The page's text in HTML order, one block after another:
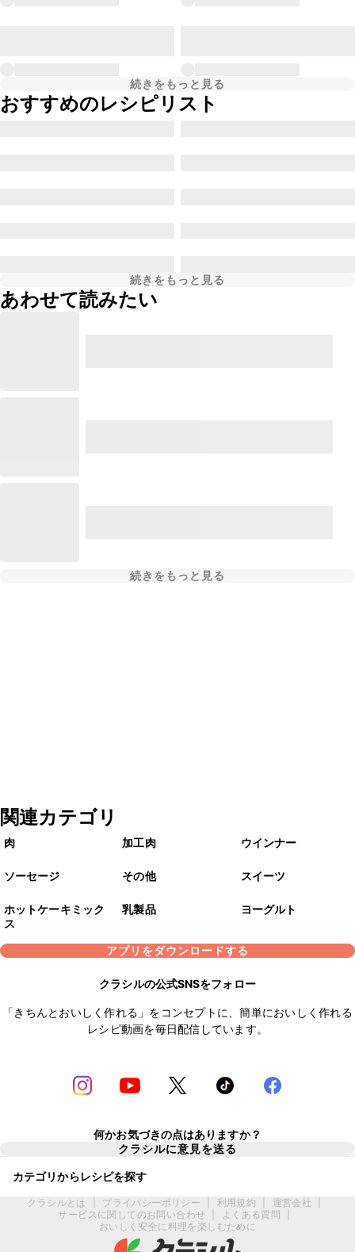
続きをもっと見る
おすすめのレシピリスト
続きをもっと見る
あわせて読みたい
続きをもっと見る
関連カテゴリ
肉 加工肉 ウインナー
ソーセージ その他 スイーツ
ホットケーキミック
ス
乳製品 ヨーグルト
アプリをダウンロードする
クラシルの公式SNSをフォロー
「きちんとおいしく作れる」をコンセプトに、簡単においしく作れる
レシピ動画を毎日配信しています。
何かお気づきの点はありますか？
クラシルに意見を送る
カテゴリからレシピを探す
クラシルとは プライバシーポリシー 利用規約 運営会社
サービスに関してのお問い合わせ
よくある質問
おいしく安全に料理を楽しむために